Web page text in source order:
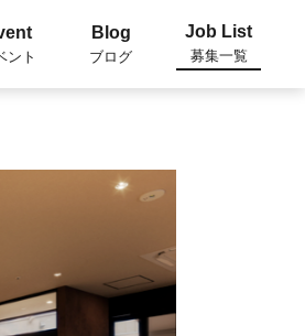
ント
Blog
ブログ
Job List
募集一覧